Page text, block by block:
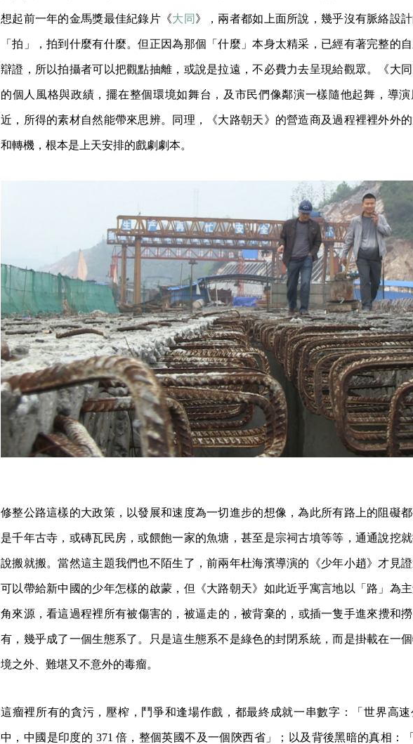
想起前一年的金馬獎最佳紀錄片《大同 》，兩者都如上面所說，幾乎沒有脈絡設
「拍」，拍到什麼有什麼。但正因為那個「什麼」本身太精采，已經有著完整的
辯證，所以拍攝者可以把觀點抽離，或說是拉遠，不必費力去呈現給觀眾。《大
的個人風格與政績，擺在整個環境如舞台，及市民們像鄰演一樣隨他起舞，導
近，所得的素材自然能帶來思辨。同理，《大路朝天》的營造商及過程裡裡外外
和轉機，根本是上天安排的戲劇劇本。
修整公路這樣的大政策，以發展和速度為一切進步的想像，為此所有路上的阻礙
是千年古寺，或磚瓦民房，或餵飽一家的魚塘，甚至是宗祠古墳等等，通通說挖就
說搬就搬。當然這主題我們也不陌生了，前兩年杜海濱導演的《少年小趙》才見證
可以帶給新中國的少年怎樣的啟蒙，但《大路朝天》如此近乎寓言地以「路」為
角來源，看這過程裡所有被傷害的，被逼走的，被背棄的，或插一隻手進來攪和
有，幾乎成了一個生態系了。只是這生態系不是綠色的封閉系統，而是掛載在一
境之外、難堪又不意外的毒瘤。
這瘤裡所有的貪污，壓榨，鬥爭和逢場作戲，都最終成就一串數字：「世界高速
中，中國是印度的 371 倍，整個英國不及一個陝西省」；以及背後黑暗的真相：